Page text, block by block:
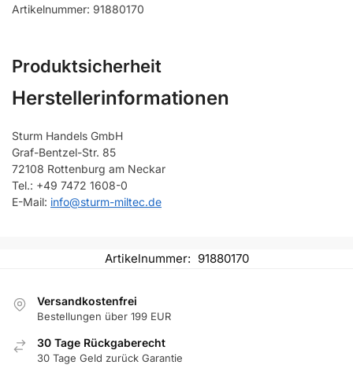
Artikelnummer: 91880170
Produktsicherheit
Herstellerinformationen
Sturm Handels GmbH
Graf-Bentzel-Str. 85
72108 Rottenburg am Neckar
Tel.: +49 7472 1608-0
E-Mail: info@sturm-miltec.de
Artikelnummer: 91880170
Versandkostenfrei
Bestellungen über 199 EUR
30 Tage Rückgaberecht
30 Tage Geld zurück Garantie